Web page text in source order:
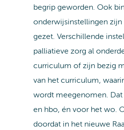
begrip geworden. Ook
onderwijsinstellingen zijn
gezet. Verschillende
palliatieve zorg al
curriculum of zijn bezig
van het curriculum,
wordt meegenomen.
en hbo, én voor het wo.
doordat in het nieuwe